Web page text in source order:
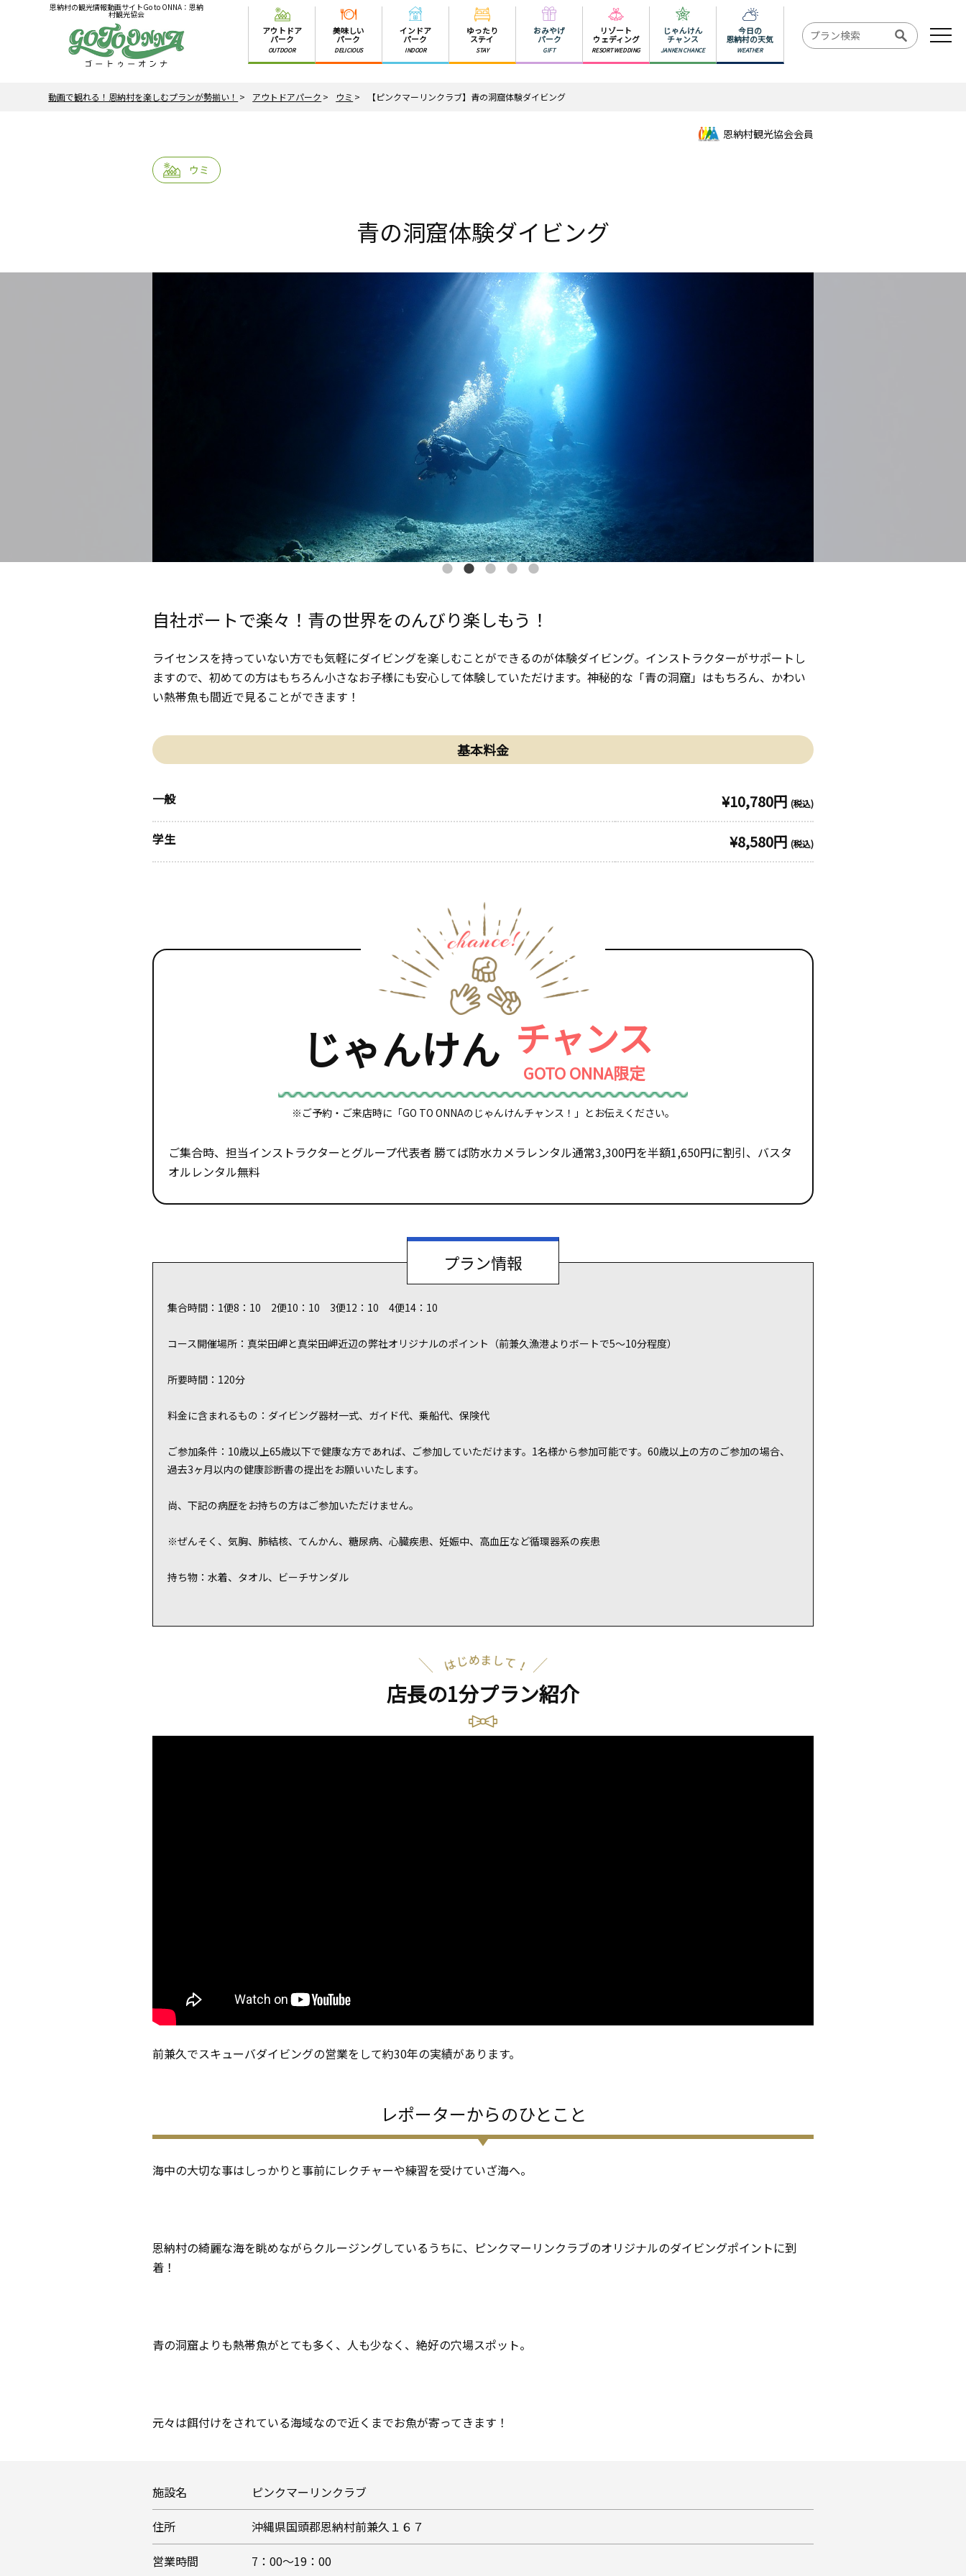
恩納村の観光情報動画サイトGo to ONNA：恩納
村観光協会
アウトドア
パーク
OUTDOOR
美味しい
パーク
DELICIOUS
インドア
パーク
INDOOR
ゆったり
ステイ
STAY
おみやげ
パーク
GIFT
リゾート
ウェディング
RESORT WEDDING
じゃんけん
チャンス
JANKEN CHANCE
今日の
恩納村の天気
WEATHER
動画で観れる！恩納村を楽しむプランが勢揃い！ アウトドアパーク ウミ 【ピンクマーリンクラブ】青の洞窟体験ダイビング
恩納村観光協会会員
ウミ
青の洞窟体験ダイビング
自社ボートで楽々！青の世界をのんびり楽しもう！
ライセンスを持っていない方でも気軽にダイビングを楽しむことができるのが体験ダイビング。インストラクターがサポートし
ますので、初めての方はもちろん小さなお子様にも安心して体験していただけます。神秘的な「青の洞窟」はもちろん、かわい
い熱帯魚も間近で見ることができます！
基本料金
一般 ¥10,780円 (税込)
学生 ¥8,580円 (税込)
じゃんけん チャンス
GOTO ONNA限定
※ご予約・ご来店時に「GO TO ONNAのじゃんけんチャンス！」とお伝えください。
ご集合時、担当インストラクターとグループ代表者 勝てば防水カメラレンタル通常3,300円を半額1,650円に割引、バスタ
オルレンタル無料
プラン情報
集合時間：1便8：10 2便10：10 3便12：10 4便14：10
コース開催場所：真栄田岬と真栄田岬近辺の弊社オリジナルのポイント（前兼久漁港よりボートで5～10分程度）
所要時間：120分
料金に含まれるもの：ダイビング器材一式、ガイド代、乗船代、保険代
ご参加条件：10歳以上65歳以下で健康な方であれば、ご参加していただけます。1名様から参加可能です。60歳以上の方のご参加の場合、
過去3ヶ月以内の健康診断書の提出をお願いいたします。
尚、下記の病歴をお持ちの方はご参加いただけません。
※ぜんそく、気胸、肺結核、てんかん、糖尿病、心臓疾患、妊娠中、高血圧など循環器系の疾患
持ち物：水着、タオル、ビーチサンダル
店長の1分プラン紹介
前兼久でスキューバダイビングの営業をして約30年の実績があります。
レポーターからのひとこと
海中の大切な事はしっかりと事前にレクチャーや練習を受けていざ海へ。
恩納村の綺麗な海を眺めながらクルージングしているうちに、ピンクマーリンクラブのオリジナルのダイビングポイントに到
着！
青の洞窟よりも熱帯魚がとても多く、人も少なく、絶好の穴場スポット。
元々は餌付けをされている海域なので近くまでお魚が寄ってきます！
施設名
ピンクマーリンクラブ
住所
沖縄県国頭郡恩納村前兼久１６７
営業時間
7：00～19：00